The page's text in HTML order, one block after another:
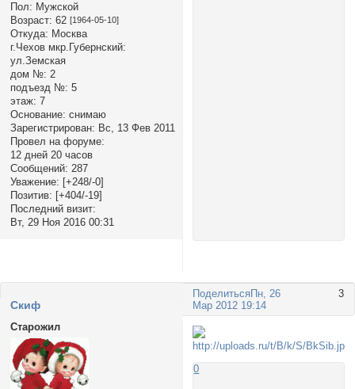
Пол: Мужской
Возраст: 62 [1964-05-10]
Откуда: Москва
г.Чехов мкр.Губернский:
ул.Земская
дом №: 2
подъезд №: 5
этаж: 7
Основание: снимаю
Зарегистрирован: Вс, 13 Фев 2011
Провел на форуме:
12 дней 20 часов
Сообщений: 287
Уважение: [+248/-0]
Позитив: [+404/-19]
Последний визит:
Вт, 29 Ноя 2016 00:31
Поделиться 3
Пн, 26
Мар 2012 19:14
Cкиф
Старожил
0